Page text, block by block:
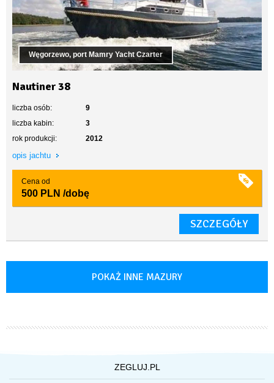
Węgorzewo, port Mamry Yacht Czarter
Nautiner 38
liczba osób:
9
liczba kabin:
3
rok produkcji:
2012
opis jachtu
Cena od
500 PLN /dobę
SZCZEGÓŁY
POKAŻ INNE MAZURY
ZEGLUJ.PL